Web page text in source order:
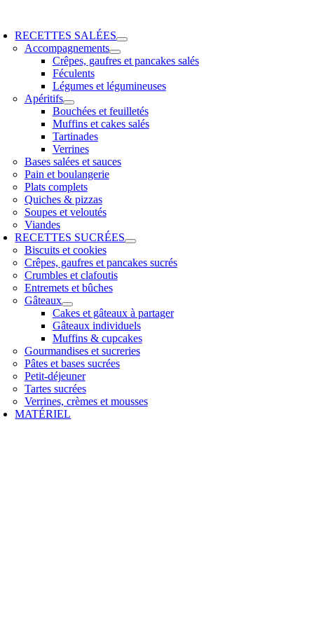
content
RECETTES SALÉES
Accompagnements
Crêpes, gaufres et pancakes salés
Féculents
Légumes et légumineuses
Apéritifs
Bouchées et feuilletés
Muffins et cakes salés
Tartinades
Verrines
Bases salées et sauces
Pain et boulangerie
Plats complets
Quiches & pizzas
Soupes et veloutés
Viandes
RECETTES SUCRÉES
Biscuits et cookies
Crêpes, gaufres et pancakes sucrés
Crumbles et clafoutis
Entremets et bûches
Gâteaux
Cakes et gâteaux à partager
Gâteaux individuels
Muffins & cupcakes
Gourmandises et sucreries
Pâtes et bases sucrées
Petit-déjeuner
Tartes sucrées
Verrines, crèmes et mousses
MATÉRIEL